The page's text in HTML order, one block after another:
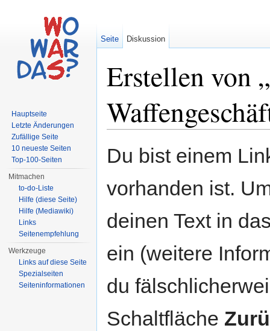
Erstellen von
Du bist einem
vorhanden ist.
deinen Text in
ein (weitere
du
Schaltfläche
Seite Diskussion
Hauptseite
Letzte Änderungen
Zufällige Seite
10 neueste Seiten
Top-100-Seiten
Mitmachen
to-do-Liste
Hilfe (diese Seite)
Hilfe (Mediawiki)
Links
Seitenempfehlung
Werkzeuge
Links auf diese Seite
Spezialseiten
Seiteninformationen